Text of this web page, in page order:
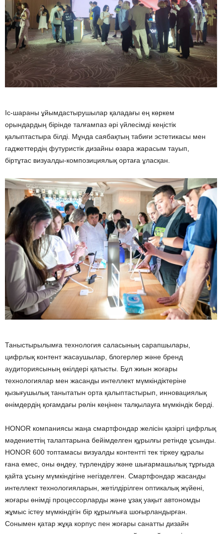
Іс-шараны ұйымдастырушылар қаладағы ең көркем
орындардың бірінде талғампаз әрі үйлесімді кеңістік
қалыптастыра білді. Мұнда саябақтың табиғи эстетикасы мен
гаджеттердің футуристік дизайны өзара жарасым тауып,
біртұтас визуалды-композициялық ортаға ұласқан.
Таныстырылымға технология саласының сарапшылары,
цифрлық контент жасаушылар, блогерлер және бренд
аудиториясының өкілдері қатысты. Бұл жиын жоғары
технологиялар мен жасанды интеллект мүмкіндіктеріне
қызығушылық танытатын орта қалыптастырып, инновациялық
өнімдердің қоғамдағы рөлін кеңінен талқылауға мүмкіндік берді.
HONOR компаниясы жаңа смартфондар желісін қазіргі цифрлық
мәдениеттің талаптарына бейімделген құрылғы ретінде ұсынды.
HONOR 600 топтамасы визуалды контентті тек тіркеу құралы
ғана емес, оны өңдеу, түрлендіру және шығармашылық тұрғыда
қайта ұсыну мүмкіндігіне негізделген. Смартфондар жасанды
интеллект технологияларын, жетілдірілген оптикалық жүйені,
жоғары өнімді процессорларды және ұзақ уақыт автономды
жұмыс істеу мүмкіндігін бір құрылғыға шоғырландырған.
Сонымен қатар жұқа корпус пен жоғары санатты дизайн